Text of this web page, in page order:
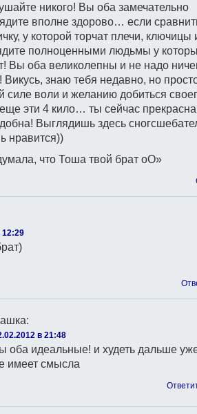
никого! Вы оба замечательно
вполне здорово… если
у которой торчат плечи, ключицы
полноценными людьмы у
Вы оба великолепны и не надо
знаю тебя недавно, но
силе воли и желанию добиться
эти 4 кило… ты сейчас
Выглядишь здесь
нравится))
что Тоша твой брат оО»
12:29
:
в 21:48
оба идеальные! и худеть дальше
имеет смысла